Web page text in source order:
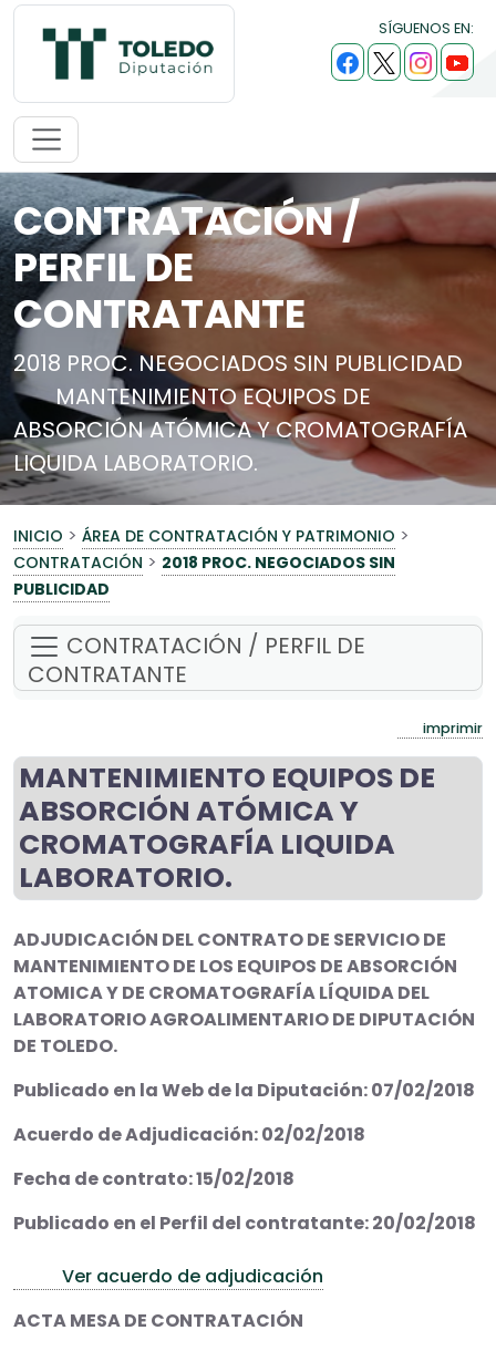
SÍGUENOS EN:
CONTRATACIÓN /
PERFIL DE
CONTRATANTE
2018 PROC. NEGOCIADOS SIN PUBLICIDAD
MANTENIMIENTO EQUIPOS DE
ABSORCIÓN ATÓMICA Y CROMATOGRAFÍA
LIQUIDA LABORATORIO.
INICIO > ÁREA DE CONTRATACIÓN Y PATRIMONIO >
CONTRATACIÓN > 2018 PROC. NEGOCIADOS SIN
PUBLICIDAD
CONTRATACIÓN / PERFIL DE
CONTRATANTE
imprimir
MANTENIMIENTO EQUIPOS DE
ABSORCIÓN ATÓMICA Y
CROMATOGRAFÍA LIQUIDA
LABORATORIO.
ADJUDICACIÓN DEL CONTRATO DE SERVICIO DE
MANTENIMIENTO DE LOS EQUIPOS DE ABSORCIÓN
ATOMICA Y DE CROMATOGRAFÍA LÍQUIDA DEL
LABORATORIO AGROALIMENTARIO DE DIPUTACIÓN
DE TOLEDO.
Publicado en la Web de la Diputación: 07/02/2018
Acuerdo de Adjudicación: 02/02/2018
Fecha de contrato: 15/02/2018
Publicado en el Perfil del contratante: 20/02/2018
Ver acuerdo de adjudicación
ACTA MESA DE CONTRATACIÓN